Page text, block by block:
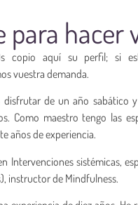
para hacer
copio aquí su perfil; si
vuestra demanda.
de un año sabático
Como maestro tengo las
años de experiencia.
sistémicas,
instructor de Mindfulness.